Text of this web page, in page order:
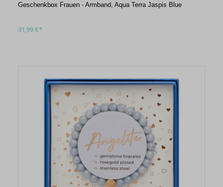
Geschenkbox Frauen - Armband, Aqua Terra Jaspis Blue
31,99 €*